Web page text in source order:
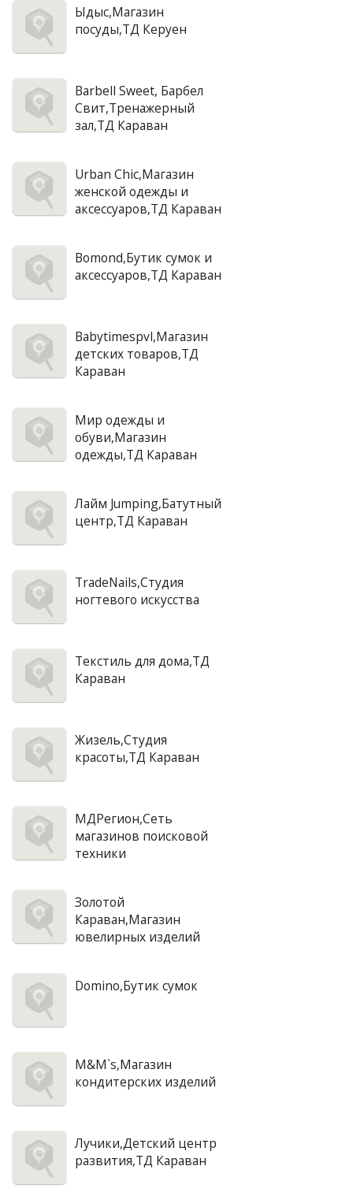
Ыдыс,Магазин
посуды,ТД Керуен
Barbell Sweet, Барбел
Свит,Тренажерный
зал,ТД Караван
Urban Chic,Магазин
женской одежды и
аксессуаров,ТД Караван
Bomond,Бутик сумок и
аксессуаров,ТД Караван
Babytimespvl,Магазин
детских товаров,ТД
Караван
Мир одежды и
обуви,Магазин
одежды,ТД Караван
Лайм Jumping,Батутный
центр,ТД Караван
TradeNails,Студия
ногтевого искусства
Текстиль для дома,ТД
Караван
Жизель,Студия
красоты,ТД Караван
МДРегион,Сеть
магазинов поисковой
техники
Золотой
Караван,Магазин
ювелирных изделий
Domino,Бутик сумок
M&M`s,Магазин
кондитерских изделий
Лучики,Детский центр
развития,ТД Караван